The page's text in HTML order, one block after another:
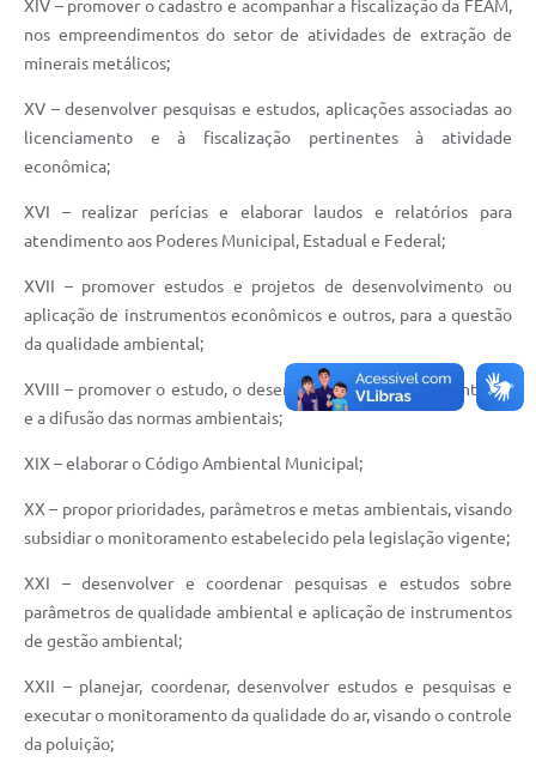
XIV – promover o cadastro e acompanhar a fiscalização da FEAM,
nos empreendimentos do setor de atividades de extração de
minerais metálicos;
XV – desenvolver pesquisas e estudos, aplicações associadas ao
licenciamento e à fiscalização pertinentes à atividade
econômica;
XVI – realizar perícias e elaborar laudos e relatórios para
atendimento aos Poderes Municipal, Estadual e Federal;
XVII – promover estudos e projetos de desenvolvimento ou
aplicação de instrumentos econômicos e outros, para a questão
da qualidade ambiental;
XVIII – promover o estudo, o desenvolvimento, a documentação
e a difusão das normas ambientais;
XIX – elaborar o Código Ambiental Municipal;
XX – propor prioridades, parâmetros e metas ambientais, visando
subsidiar o monitoramento estabelecido pela legislação vigente;
XXI – desenvolver e coordenar pesquisas e estudos sobre
parâmetros de qualidade ambiental e aplicação de instrumentos
de gestão ambiental;
XXII – planejar, coordenar, desenvolver estudos e pesquisas e
executar o monitoramento da qualidade do ar, visando o controle
da poluição;